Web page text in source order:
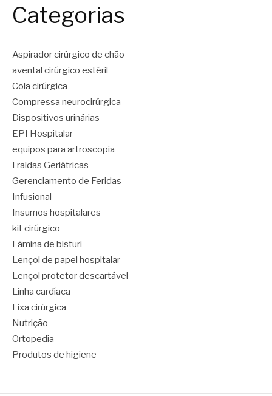
Categorias
Aspirador cirúrgico de chão
avental cirúrgico estéril
Cola cirúrgica
Compressa neurocirúrgica
Dispositivos urinárias
EPI Hospitalar
equipos para artroscopia
Fraldas Geriátricas
Gerenciamento de Feridas
Infusional
Insumos hospitalares
kit cirúrgico
Lâmina de bisturi
Lençol de papel hospitalar
Lençol protetor descartável
Linha cardíaca
Lixa cirúrgica
Nutrição
Ortopedia
Produtos de higiene